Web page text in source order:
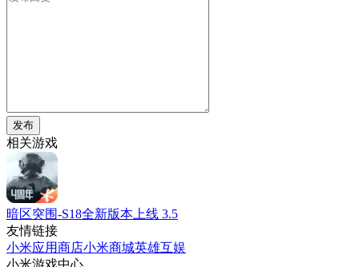
发布
相关游戏
暗区突围-S18全新版本上线 3.5
友情链接
小米应用商店小米商城英雄互娱
小米游戏中心